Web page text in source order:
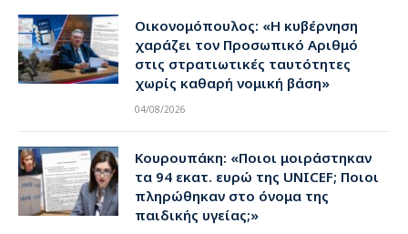
Οικονομόπουλος: «Η κυβέρνηση
χαράζει τον Προσωπικό Αριθμό
στις στρατιωτικές ταυτότητες
χωρίς καθαρή νομική βάση»
04/08/2026
Κουρουπάκη: «Ποιοι μοιράστηκαν
τα 94 εκατ. ευρώ της UNICEF; Ποιοι
πληρώθηκαν στο όνομα της
παιδικής υγείας;»